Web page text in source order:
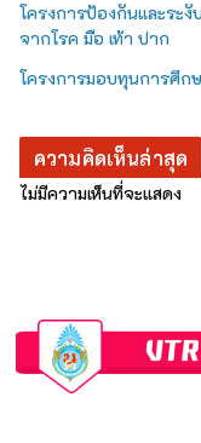
โครงการป้องกันและระ
จากโรค มือ เท้า ปาก
โครงการมอบทุนการศึก
ความคิดเห็นล่าสุด
ไม่มีความเห็นที่จะแสดง